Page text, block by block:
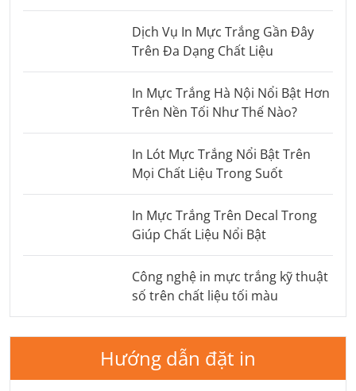
Dịch Vụ In Mực Trắng Gần Đây
Trên Đa Dạng Chất Liệu
In Mực Trắng Hà Nội Nổi Bật Hơn
Trên Nền Tối Như Thế Nào?
In Lót Mực Trắng Nổi Bật Trên
Mọi Chất Liệu Trong Suốt
In Mực Trắng Trên Decal Trong
Giúp Chất Liệu Nổi Bật
Công nghệ in mực trắng kỹ thuật
số trên chất liệu tối màu
Hướng dẫn đặt in